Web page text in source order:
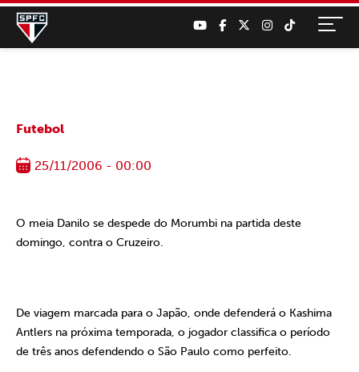
Futebol
25/11/2006 - 00:00
O meia Danilo se despede do Morumbi na partida deste
domingo, contra o Cruzeiro.
De viagem marcada para o Japão, onde defenderá o Kashima
Antlers na próxima temporada, o jogador classifica o período
de três anos defendendo o São Paulo como perfeito.